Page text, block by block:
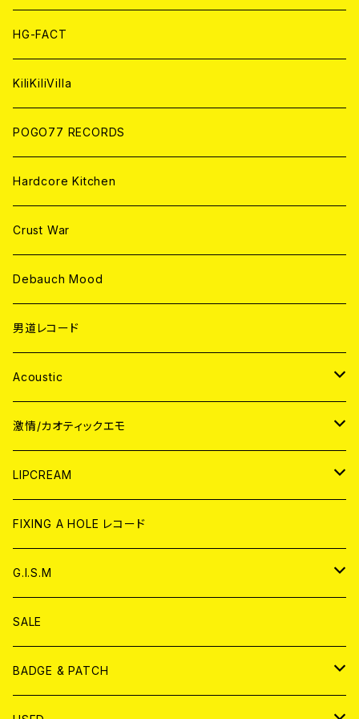
ANALOG
ANALOG
CD
ANALOG
HG-FACT
KiliKiliVilla
POGO77 RECORDS
Hardcore Kitchen
Crust War
Debauch Mood
男道レコード
Acoustic
JAPAN
CD
ANALOG
WORLD
CD
ANALOG
激情/カオティックエモ
JAPAN
CD
ANALOG
WORLD
CD
ANALOG
LIPCREAM
CD
アナログ
DVD
T-shirt & WEAR
FIXING A HOLE レコード
G.I.S.M
CD
ANALOG
SALE
BADGE & PATCH